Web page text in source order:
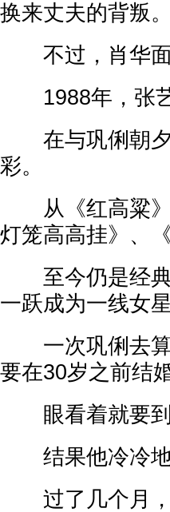
换来丈夫的背叛。
不过，肖华面
1988年，张艺
在与巩俐朝夕
彩。
从《红高粱》
灯笼高高挂》、
至今仍是经典
一跃成为一线女星
一次巩俐去算
要在30岁之前结婚
眼看着就要到
结果他冷冷地
过了几个月，